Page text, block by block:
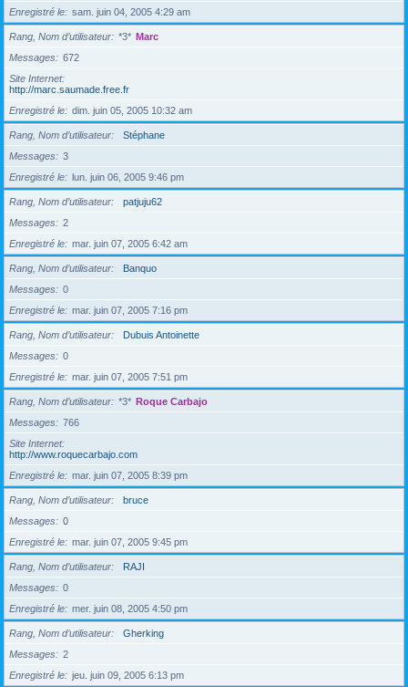
Enregistré le
sam. juin 04, 2005 4:29 am
Rang, Nom d’utilisateur *3* Marc
Messages
672
Site Internet
http://marc.saumade.free.fr
Enregistré le
dim. juin 05, 2005 10:32 am
Rang, Nom d’utilisateur
Stéphane
Messages
3
Enregistré le
lun. juin 06, 2005 9:46 pm
Rang, Nom d’utilisateur
patjuju62
Messages
2
Enregistré le
mar. juin 07, 2005 6:42 am
Rang, Nom d’utilisateur
Banquo
Messages
0
Enregistré le
mar. juin 07, 2005 7:16 pm
Rang, Nom d’utilisateur
Dubuis Antoinette
Messages
0
Enregistré le
mar. juin 07, 2005 7:51 pm
Rang, Nom d’utilisateur *3* Roque Carbajo
Messages
766
Site Internet
http://www.roquecarbajo.com
Enregistré le
mar. juin 07, 2005 8:39 pm
Rang, Nom d’utilisateur
bruce
Messages
0
Enregistré le
mar. juin 07, 2005 9:45 pm
Rang, Nom d’utilisateur
RAJI
Messages
0
Enregistré le
mer. juin 08, 2005 4:50 pm
Rang, Nom d’utilisateur
Gherking
Messages
2
Enregistré le
jeu. juin 09, 2005 6:13 pm